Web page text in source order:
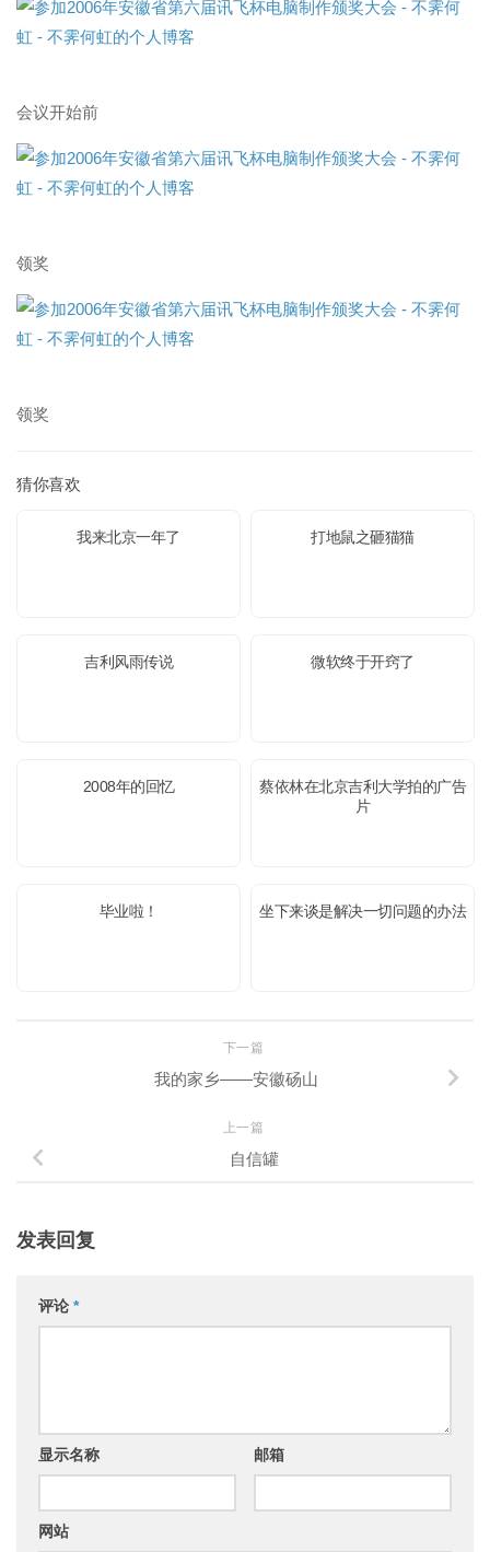
会议开始前
领奖
领奖
猜你喜欢
我来北京一年了 打地鼠之砸猫猫
吉利风雨传说 微软终于开窍了
2008年的回忆
蔡依林在北京吉利大学拍的广告
片
毕业啦！ 坐下来谈是解决一切问题的办法
下一篇
我的家乡——安徽砀山
上一篇
自信罐
发表回复
评论 *
显示名称 邮箱
网站